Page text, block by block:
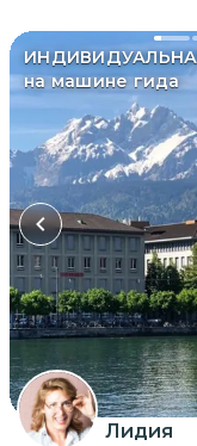
на машине гида
Лидия